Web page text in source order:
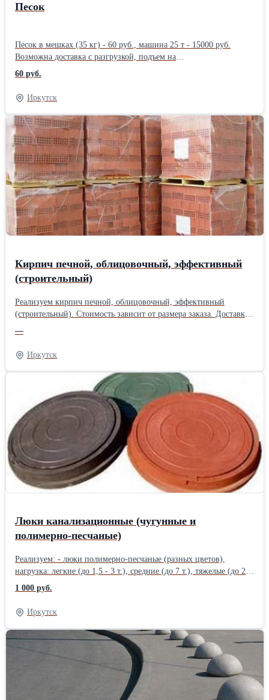
Песок
Песок в мешках (35 кг) - 60 руб., машина 25 т - 15000 руб.
Возможна доставка с разгрузкой, подъем на
этаж.Производитель: Собственное производство
60 руб.
Иркутск
Кирпич печной, облицовочный, эффективный
(строительный)
Реализуем кирпич печной, облицовочный, эффективный
(строительный). Стоимость зависит от размера заказа. Доставка
—
Иркутск
Люки канализационные (чугунные и
полимерно-песчаные)
Реализуем: - люки полимерно-песчаные (разных цветов),
нагрузка: легкие (до 1,5 - 3 т.), средние (до 7 т.), тяжелые (до 25
т.) - чугунные, нагрузка: средние (до 10 т.), тяжелые (до 25 т.) -
дождеприемники (круглые, прямоугольные) Возможна
доставка.Производитель: Собственное производство Материал:
Чугун
1 000 руб.
Иркутск